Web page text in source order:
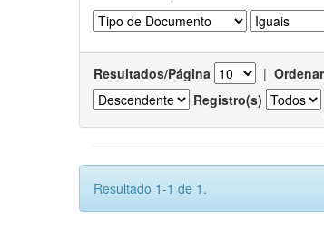
Resultados/Página |
Registro(s)
Resultado 1-1 de 1.